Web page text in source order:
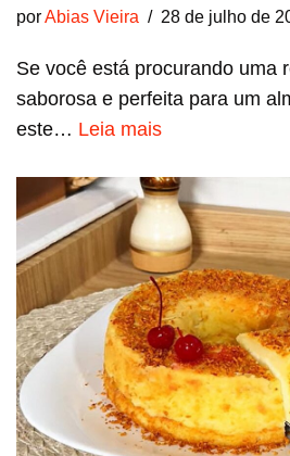
porAbias Vieira 28 de julho de
Se você está procurando uma
saborosa e perfeita para um
este… Leia mais